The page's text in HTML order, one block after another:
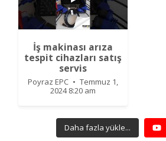
...
0
İş makinası arıza
tespit cihazları satış
servis
Poyraz EPC
Temmuz 1,
2024 8:20 am
Daha fazla yükle...